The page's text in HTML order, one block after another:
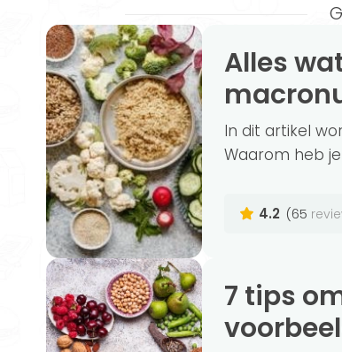
Alles wat je moet weten over
In dit artikel
Waarom heb
4.2 (65
7 tips om meer vezels te eten (+ vezelrijk